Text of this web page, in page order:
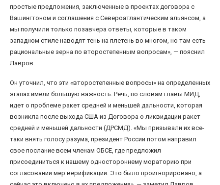
простые предложения, заключенные в проектах договора с
Вашингтоном и соглашения с Североатлантическим альянсом, а
мы получили только позавчера ответы, которые в таком
западном стиле наводят тень на плетень во многом, но там есть
рациональные зерна по второстепенным вопросам», — пояснил
Лавров.
Он уточнил, что эти «второстепенные вопросы» на определенных
этапах имели большую важность. Речь, по словам главы МИД,
идет о проблеме ракет средней и меньшей дальности, которая
возникла после выхода США из Договора о ликвидации ракет
средней и меньшей дальности (ДРСМД). «Мы призывали их все-
таки внять голосу разума, президент России потом направил
свое послание всем членам ОБСЕ, где предложил
присоединиться к нашему одностороннему мораторию при
согласовании мер верификации. Это было проигнорировано, а